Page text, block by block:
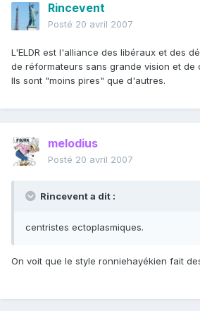
Rincevent
Posté 20 avril 2007
L'ELDR est l'alliance des libéraux et des
de réformateurs sans grande vision et de
Ils sont "moins pires" que d'autres.
melodius
Posté 20 avril 2007
Rincevent a dit :
centristes ectoplasmiques.
On voit que le style ronniehayékien fait